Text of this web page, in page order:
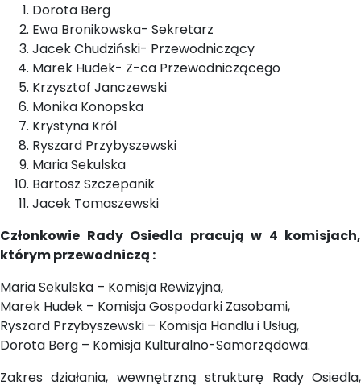
Dorota Berg
Ewa Bronikowska- Sekretarz
Jacek Chudziński- Przewodniczący
Marek Hudek- Z-ca Przewodniczącego
Krzysztof Janczewski
Monika Konopska
Krystyna Król
Ryszard Przybyszewski
Maria Sekulska
Bartosz Szczepanik
Jacek Tomaszewski
Członkowie Rady Osiedla pracują w 4 komisjach,
którym przewodniczą :
Maria Sekulska – Komisja Rewizyjna,
Marek Hudek – Komisja Gospodarki Zasobami,
Ryszard Przybyszewski – Komisja Handlu i Usług,
Dorota Berg – Komisja Kulturalno-Samorządowa.
Zakres działania, wewnętrzną strukturę Rady Osiedla,